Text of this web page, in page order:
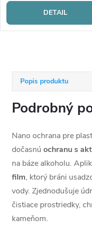
Popis produktu
Podrobný
Nano ochrana pre
dočasnú ochranu s
na báze alkoholu.
film, ktorý bráni
vody. Zjednodušuje
čistiace prostriedky,
kameňom.
DETAIL